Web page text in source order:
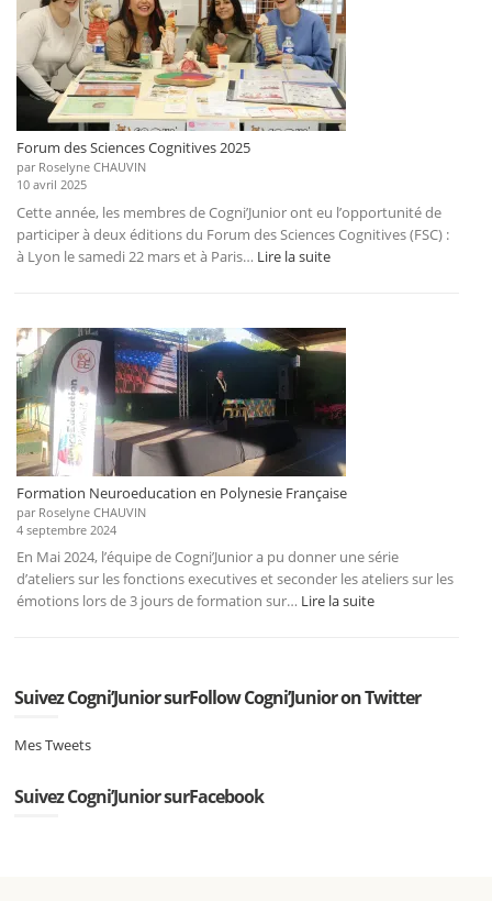
Forum des Sciences Cognitives 2025
par Roselyne CHAUVIN
10 avril 2025
Cette année, les membres de Cogni’Junior ont eu l’opportunité de
participer à deux éditions du Forum des Sciences Cognitives (FSC) :
à Lyon le samedi 22 mars et à Paris… Lire la suite:
Cognitives
2025
Formation Neuroeducation en Polynesie Française
par Roselyne CHAUVIN
4 septembre 2024
En Mai 2024, l’équipe de Cogni’Junior a pu donner une série
d’ateliers sur les fonctions executives et seconder les ateliers sur les
émotions lors de 3 jours de formation sur… Lire la suite:
Polynesie
Française
Suivez Cogni’Junior surFollow Cogni’Junior on Twitter
Mes Tweets
Suivez Cogni’Junior surFacebook